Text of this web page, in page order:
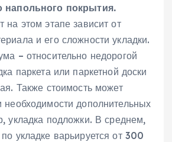
напольного покрытия.
на этом этапе зависит от
и его сложности укладки.
– относительно недорогой
паркета или паркетной доски
Также стоимость может
необходимости дополнительных
укладка подложки. В среднем‚
укладке варьируется от 300